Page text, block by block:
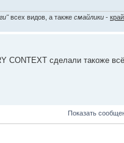
всех видов, а также смайлики -
CONTEXT сделали такоже
Показать